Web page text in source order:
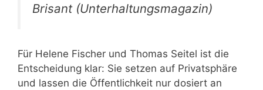
Brisant (Unterhaltungsmagazin)
Für Helene Fischer und Thomas Seitel ist die
Entscheidung klar: Sie setzen auf Privatsphäre
und lassen die Öffentlichkeit nur dosiert an